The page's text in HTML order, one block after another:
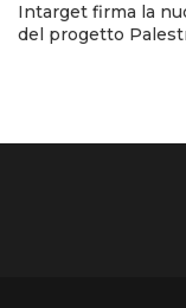
Intarget firma la
del progetto